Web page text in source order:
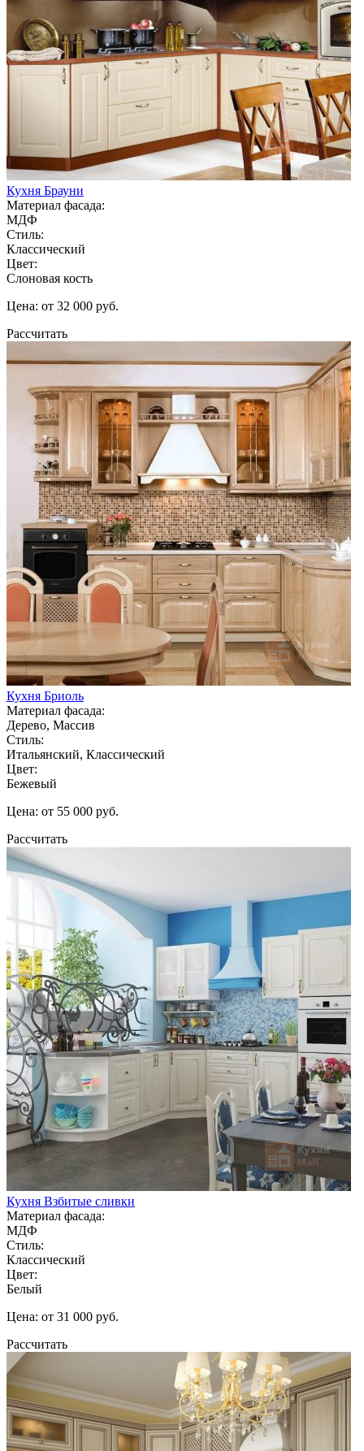
Кухня Брауни
Материал фасада:
МДФ
Стиль:
Классический
Цвет:
Слоновая кость
Цена: от 32 000 руб.
Рассчитать
Кухня Бриоль
Материал фасада:
Дерево, Массив
Стиль:
Итальянский, Классический
Цвет:
Бежевый
Цена: от 55 000 руб.
Рассчитать
Кухня Взбитые сливки
Материал фасада:
МДФ
Стиль:
Классический
Цвет:
Белый
Цена: от 31 000 руб.
Рассчитать